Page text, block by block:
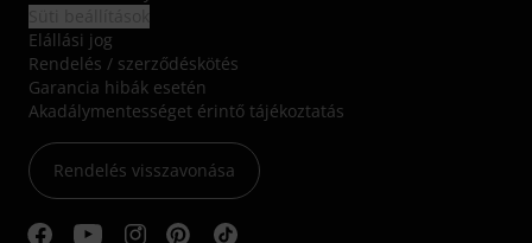
Elállási jog
Rendelés / szerződéskötés
Garancia hibák esetén
Akadálymentességet érintő tájékoztatás
Rendelés visszavonása